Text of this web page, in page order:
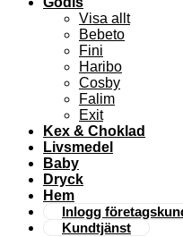
Visa allt
Bebeto
Fini
Haribo
Cosby
Falim
Exit
Kex & Choklad
Livsmedel
Baby
Dryck
Hem
Inlogg
Kundtjänst